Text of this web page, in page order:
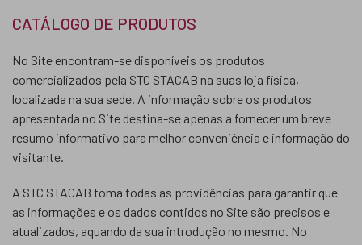
CATÁLOGO DE PRODUTOS
No Site encontram-se disponíveis os produtos
comercializados pela STC STACAB na suas loja física,
localizada na sua sede. A informação sobre os produtos
apresentada no Site destina-se apenas a fornecer um breve
resumo informativo para melhor conveniência e informação do
visitante.
A STC STACAB toma todas as providências para garantir que
as informações e os dados contidos no Site são precisos e
atualizados, aquando da sua introdução no mesmo. No